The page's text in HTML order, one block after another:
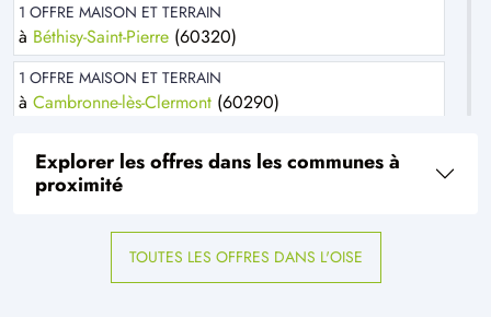
1 OFFRE MAISON ET TERRAIN
à Béthisy-Saint-Pierre (60320)
1 OFFRE MAISON ET TERRAIN
à Cambronne-lès-Clermont (60290)
Canly(60680)
(60300)
Explorer les offres dans les communes à
proximité
TOUTES LES OFFRES DANS L'OISE